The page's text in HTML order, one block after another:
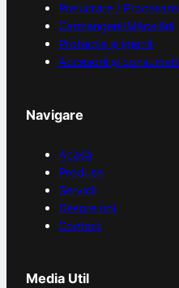
Prelucrare /
Carmangerii/Măcelării
Protecție și igienă
Accesorii și
Navigare
Acasă
Produse
Servicii
Despre noi
Contact
Media Util